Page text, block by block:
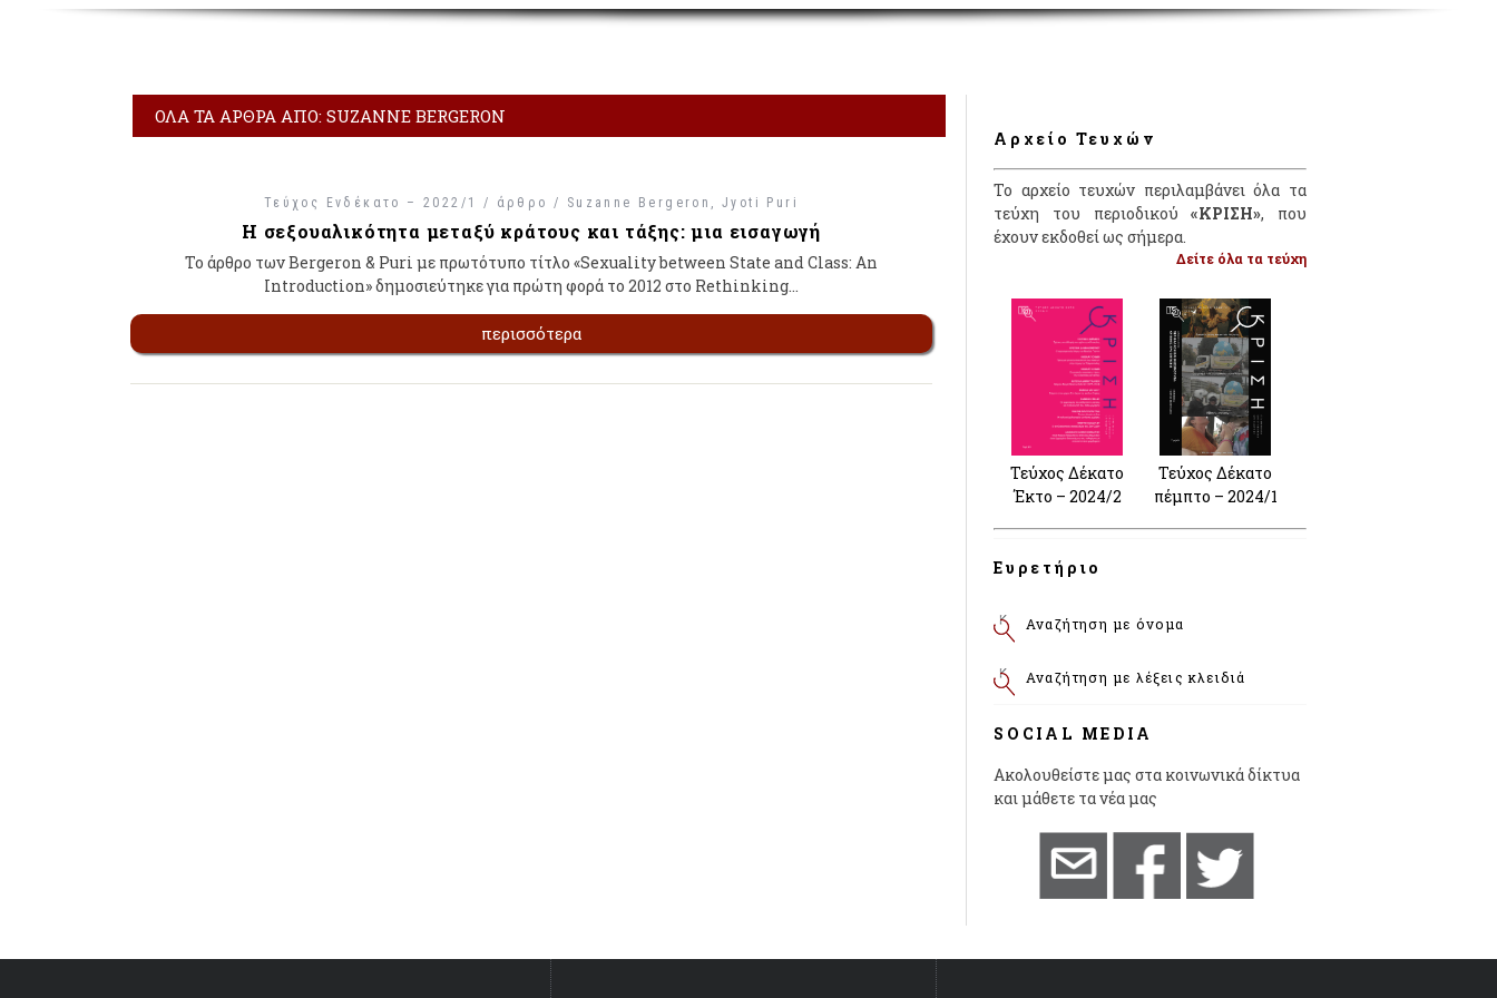
ΌΛΑ ΤΑ ΆΡΘΡΑ ΑΠΌ: SUZANNE BERGERON
Τεύχος Ενδέκατο – 2022/1 / άρθρο / Suzanne Bergeron Jyoti Puri
Η σεξουαλικότητα μεταξύ κράτους και τάξης: μια εισαγωγή
Το άρθρο των Bergeron & Puri με πρωτότυπο τίτλο «Sexuality between State and Class: An
Introduction» δημοσιεύτηκε για πρώτη φορά το 2012 στο Rethinking…
περισσότερα
Αρχείο Τευχών
Το αρχείο τευχών περιλαμβάνει όλα τα
τεύχη του περιοδικού«ΚΡΙΣΗ», που
έχουν εκδοθεί ως σήμερα.
Δείτε όλα τα τεύχη
Τεύχος Δέκατο
Έκτο – 2024/2
Τεύχος Δέκατο
πέμπτο – 2024/1
Ευρετήριο
Αναζήτηση με όνομα
Αναζήτηση με λέξεις κλειδιά
SOCIAL MEDIA
Ακολουθείστε μας στα κοινωνικά δίκτυα
και μάθετε τα νέα μας